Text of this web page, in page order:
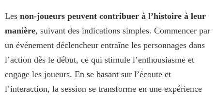
Les non-joueurs peuvent contribuer à l’histoire à leur
manière, suivant des indications simples. Commencer par
un événement déclencheur entraîne les personnages dans
l’action dès le début, ce qui stimule l’enthousiasme et
engage les joueurs. En se basant sur l’écoute et
l’interaction, la session se transforme en une expérience